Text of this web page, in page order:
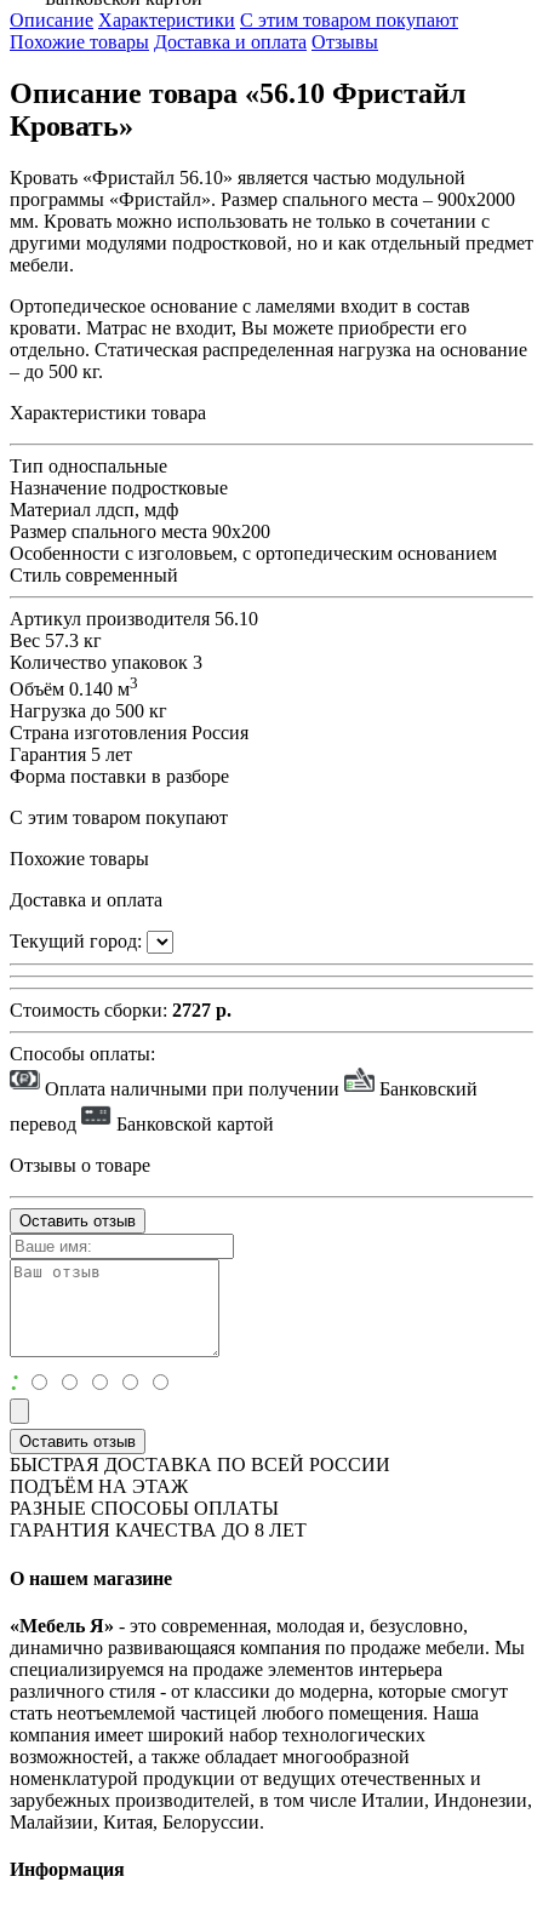
Описание Характеристики С этим товаром покупают
Похожие товары Доставка и оплата Отзывы
Описание товара «56.10 Фристайл
Кровать»
Кровать «Фристайл 56.10» является частью модульной
программы «Фристайл». Размер спального места – 900х2000
мм. Кровать можно использовать не только в сочетании с
другими модулями подростковой, но и как отдельный предмет
мебели.
Ортопедическое основание с ламелями входит в состав
кровати. Матрас не входит, Вы можете приобрести его
отдельно. Статическая распределенная нагрузка на основание
– до 500 кг.
Характеристики товара
Тип односпальные
Назначение подростковые
Материал лдсп, мдф
Размер спального места 90х200
Особенности с изголовьем, с ортопедическим основанием
Стиль современный
Артикул производителя 56.10
Вес 57.3 кг
Количество упаковок 3
Объём 0.140 м3
Нагрузка до 500 кг
Страна изготовления Россия
Гарантия 5 лет
Форма поставки в разборе
С этим товаром покупают
Похожие товары
Доставка и оплата
Текущий город:
Стоимость сборки: 2727 р.
Способы оплаты:
Оплата наличными при получении
Банковский
перевод
Банковской картой
Отзывы о товаре
Оставить отзыв
:
Оставить отзыв
БЫСТРАЯ ДОСТАВКА ПО ВСЕЙ РОССИИ
ПОДЪЁМ НА ЭТАЖ
РАЗНЫЕ СПОСОБЫ ОПЛАТЫ
ГАРАНТИЯ КАЧЕСТВА ДО 8 ЛЕТ
О нашем магазине
«Мебель Я» - это современная, молодая и, безусловно,
динамично развивающаяся компания по продаже мебели. Мы
специализируемся на продаже элементов интерьера
различного стиля - от классики до модерна, которые смогут
стать неотъемлемой частицей любого помещения. Наша
компания имеет широкий набор технологических
возможностей, а также обладает многообразной
номенклатурой продукции от ведущих отечественных и
зарубежных производителей, в том числе Италии, Индонезии,
Малайзии, Китая, Белоруссии.
Информация